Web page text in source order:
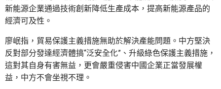
新能源企業通過技術創新降低生產成本，提高新能源產品的
經濟可及性。
廖岷指，貿易保護主義措施無助於解決產能問題。中方堅決
反對部分發達經濟體搞“泛安全化”、升級綠色保護主義措施，
這對其自身有害無益，更會嚴重侵害中國企業正當發展權
益，中方不會坐視不理。